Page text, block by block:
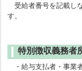
受給者番号を記載し
す。
特別徴収義務者
・給与支払者・事業